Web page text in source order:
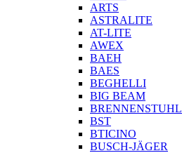
ARTS
ASTRALITE
AT-LITE
AWEX
BAEH
BAES
BEGHELLI
BIG BEAM
BRENNENSTUHL
BST
BTICINO
BUSCH-JÄGER